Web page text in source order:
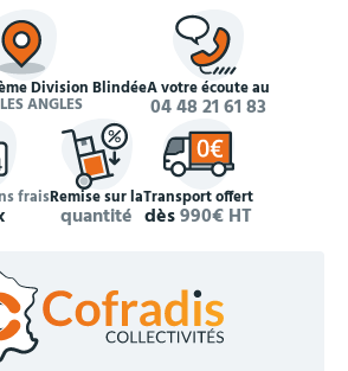
Division Blindée
ANGLES
À votre écoute au
04 48 21 61 83
fraisRemise sur la
quantité
Transport offert
dès990€ HT